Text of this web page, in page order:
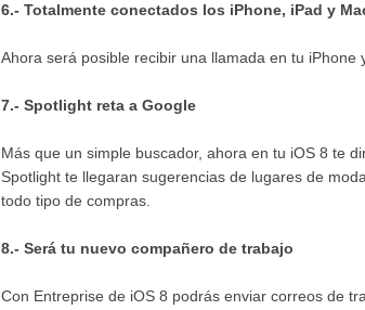
6.- Totalmente conectados los iPhone, iPad y
Ahora será posible recibir una llamada en tu iPhone
7.- Spotlight reta a Google
Más que un simple buscador, ahora en tu iOS 8 te
Spotlight te llegaran sugerencias de lugares de
todo tipo de compras.
8.- Será tu nuevo compañero de trabajo
Con Entreprise de iOS 8 podrás enviar correos de